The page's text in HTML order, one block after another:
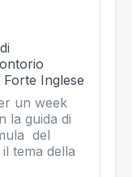
Inglese
un week
la guida di
del
tema della